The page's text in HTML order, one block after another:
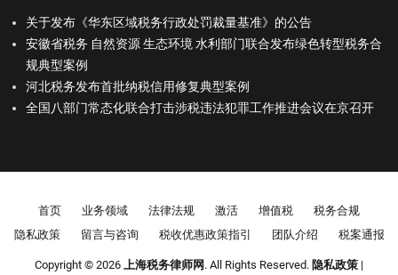
关于发布《华东区域税务行政处罚裁量基准》的公告
安徽省税务 自然资源 生态环境 水利部门联合发布绿色转型税务合
规典型案例
河北税务发布首批纳税信用修复典型案例
全国八部门常态化联合打击涉税违法犯罪工作推进会议在京召开
Footer menu
首页 业务领域 法律法规 激活 增值税
税务合规
隐私政策
留言与咨询 税收优惠政策指引 团队介绍 税案通报
Copyright © 2026 上海税务律师网 . All Rights Reserved. 隐私政策 |